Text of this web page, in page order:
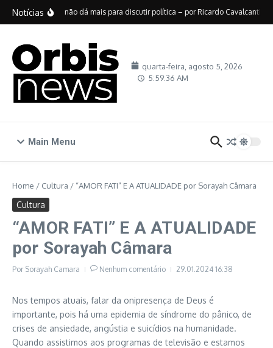
Ir para o conteúdo
Notícias
No Brasil, não dá mais para discutir política – por Ricardo Cavalcanti
quarta-feira, agosto 5, 2026
5:59:37 AM
Main Menu
Home / Cultura / “AMOR FATI” E A ATUALIDADE por Sorayah Câmara
Cultura
“AMOR FATI” E A ATUALIDADE
por Sorayah Câmara
Por Sorayah Camara Nenhum comentário 29.01.2024 16:38
Nos tempos atuais, falar da onipresença de Deus é
importante, pois há uma epidemia de síndrome do pânico, de
crises de ansiedade, angústia e suicídios na humanidade.
Quando assistimos aos programas de televisão e estamos